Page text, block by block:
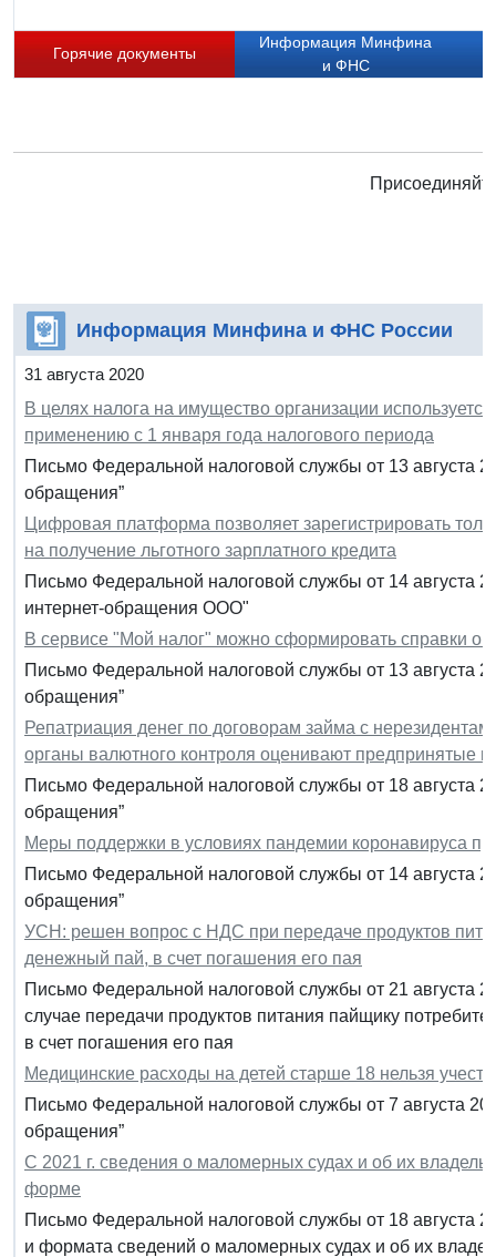
Горячие документы
Информация Минфина
и ФНС
Информация Минфина и ФНС России
31 августа 2020
В целях налога на имущество организации
применению с 1 января года налогового периода
Письмо Федеральной налоговой службы от 13 августа
обращения”
Цифровая платформа позволяет зарегистрировать
на получение льготного зарплатного кредита
Письмо Федеральной налоговой службы от 14 августа
интернет-обращения ООО"
В сервисе "Мой налог" можно сформировать справки о
Письмо Федеральной налоговой службы от 13 августа
обращения”
Репатриация денег по договорам займа с
органы валютного контроля оценивают предпринятые
Письмо Федеральной налоговой службы от 18 августа
обращения”
Меры поддержки в условиях пандемии коронавируса
Письмо Федеральной налоговой службы от 14 августа
обращения”
УСН: решен вопрос с НДС при передаче продуктов
денежный пай, в счет погашения его пая
Письмо Федеральной налоговой службы от 21
случае передачи продуктов питания пайщику
в счет погашения его пая
Медицинские расходы на детей старше 18 нельзя
Письмо Федеральной налоговой службы от 7 августа
обращения”
С 2021 г. сведения о маломерных судах и об их
форме
Письмо Федеральной налоговой службы от 18
и формата сведений о маломерных судах и об их